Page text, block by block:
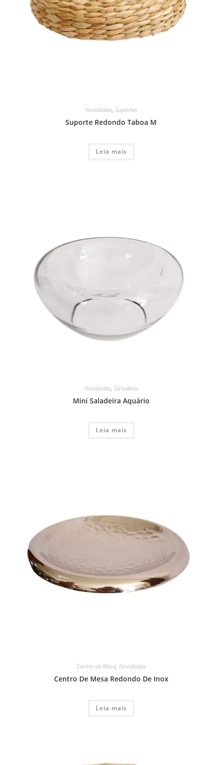
Novidades, Suportes
Suporte Redondo Taboa M
Leia mais
Novidades, Saladeira
Mini Saladeira Aquário
Leia mais
Centro de Mesa, Novidades
Centro De Mesa Redondo De Inox
Leia mais